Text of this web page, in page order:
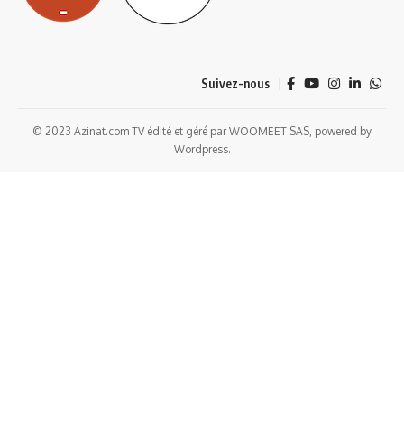
Suivez-nous
© 2023 Azinat.com TV édité et géré par WOOMEET SAS, powered by
Wordpress.